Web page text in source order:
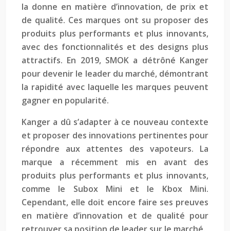
la donne en matière d’innovation, de prix et
de qualité. Ces marques ont su proposer des
produits plus performants et plus innovants,
avec des fonctionnalités et des designs plus
attractifs. En 2019, SMOK a détrôné Kanger
pour devenir le leader du marché, démontrant
la rapidité avec laquelle les marques peuvent
gagner en popularité.
Kanger a dû s’adapter à ce nouveau contexte
et proposer des innovations pertinentes pour
répondre aux attentes des vapoteurs. La
marque a récemment mis en avant des
produits plus performants et plus innovants,
comme le Subox Mini et le Kbox Mini.
Cependant, elle doit encore faire ses preuves
en matière d’innovation et de qualité pour